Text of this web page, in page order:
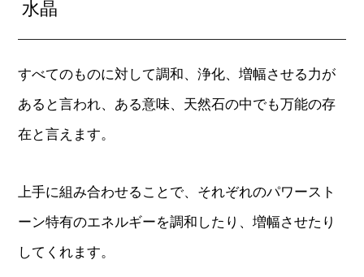
水晶
すべてのものに対して調和、浄化、増幅させる力が
あると言われ、ある意味、天然石の中でも万能の存
在と言えます。
上手に組み合わせることで、それぞれのパワースト
ーン特有のエネルギーを調和したり、増幅させたり
してくれます。